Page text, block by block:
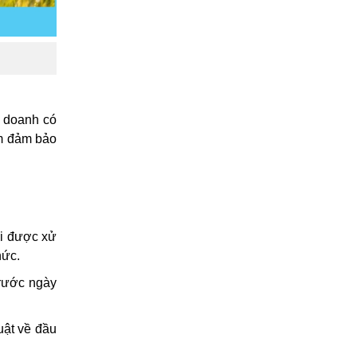
có
đảm bảo
được xử
ngày
về đầu